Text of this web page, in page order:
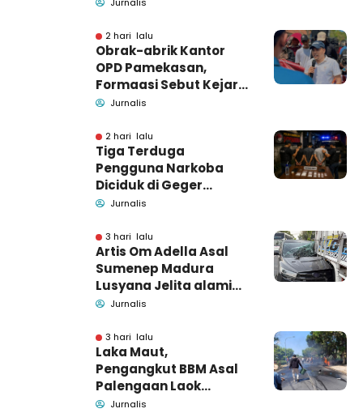
Jurnalis
2 hari lalu
Obrak-abrik Kantor
OPD Pamekasan,
Formaasi Sebut Kejari
Pamekasan
Jurnalis
2 hari lalu
Tiga Terduga
Pengguna Narkoba
Diciduk di Geger
Bangkalan, Polisi Masih
Barang Bukti
Jurnalis
3 hari lalu
Artis Om Adella Asal
Sumenep Madura
Lusyana Jelita alami
kecelakaan di Wonogiri
Jurnalis
3 hari lalu
Laka Maut,
Pengangkut BBM Asal
Palengaan Laok
Pamekasan Meninggal
Jurnalis